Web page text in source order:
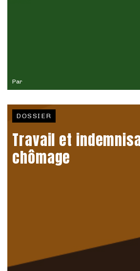
Par
DOSSIER
Travail et
chômage